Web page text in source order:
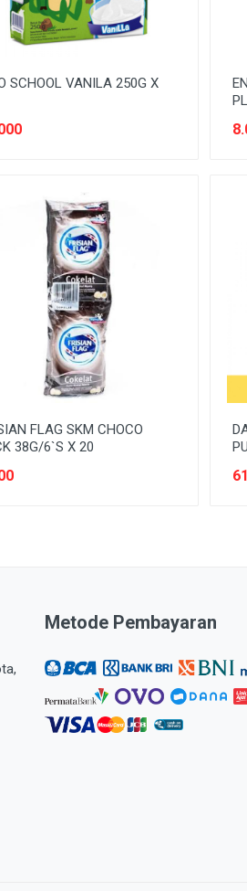
SCHOOL VANILA 250G X
FLAG SKM CHOCO
38G/6`S X 20
Metode Pembayaran